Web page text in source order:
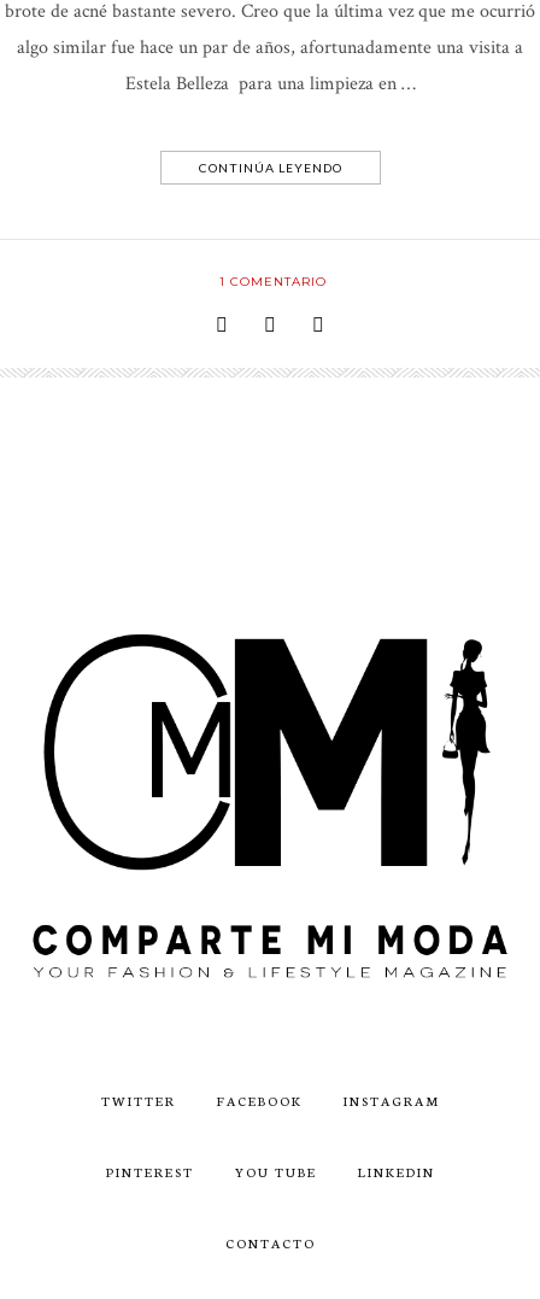
brote de acné bastante severo. Creo que la última vez que me ocurrió
algo similar fue hace un par de años, afortunadamente una visita a
Estela Belleza para una limpieza en …
CONTINÚA LEYENDO
1 COMENTARIO
TWITTER FACEBOOK INSTAGRAM
PINTEREST YOU TUBE LINKEDIN
CONTACTO